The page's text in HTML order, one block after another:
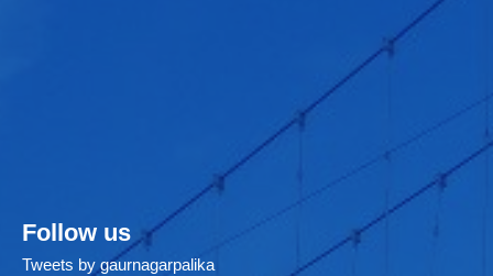
Follow us
Tweets by gaurnagarpalika